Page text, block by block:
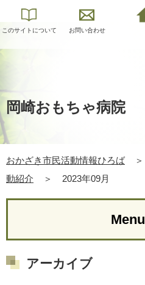
このサイトについて お問い合わせ
岡崎おもちゃ病院
おかざき市民活動情報ひろば ＞
動紹介
＞ 2023年09月
Menu
アーカイブ